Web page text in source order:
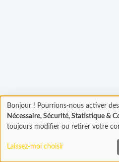
Chargement
En cours...
Bonjour ! Pourrions-nous activer
Nécessaire, Sécurité, Statistique &
toujours modifier ou retirer votre
Laissez-moi choisir